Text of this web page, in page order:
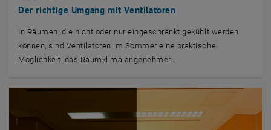
Der richtige Umgang mit Ventilatoren
In Räumen, die nicht oder nur eingeschränkt gekühlt werden
können, sind Ventilatoren im Sommer eine praktische
Möglichkeit, das Raumklima angenehmer…